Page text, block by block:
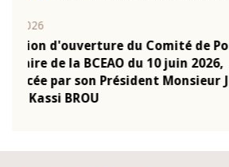
04 mars 2026
Allocution d'ouverture du
Monétaire de la BCEAO du 4
prononcée par son Président
Claude Kassi BROU